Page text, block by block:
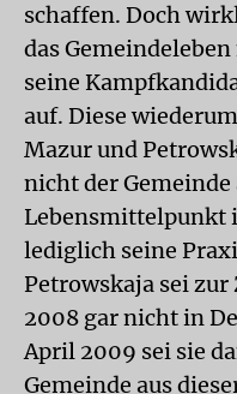
schaffen. Doch
das
seine
auf. Diese
Mazur und
nicht der
Lebensmittelpunkt
lediglich seine
Petrowskaja sei
2008 gar nicht in
April 2009 sei sie
Gemeinde aus